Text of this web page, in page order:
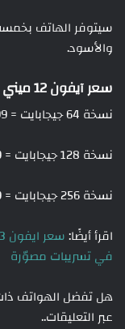
سيتوفر الهاتف بخمسة
والأسود.
سعر آيفون 12 ميني
نسخة 64 جيجابايت = 699 دولار
نسخة 128 جيجابايت = 799 دولار
نسخة 256 جيجابايت = 849 دولار
اقرأ أيضًا:
في تسريبات مصوّرة
هل تفضل الهواتف ذات
عبر التعليقات..